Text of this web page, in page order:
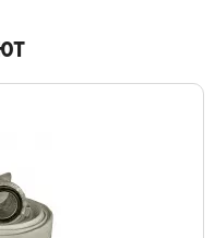
("Стандарт") д. 100